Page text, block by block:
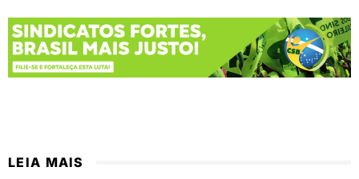
LEIA MAIS